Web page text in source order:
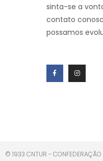
sinta-se a
contato
possamos
© 1933 CNTUR -